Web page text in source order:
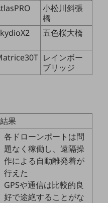
コモ mini ドコモBiz かけ放題
小松川斜張
橋
五色桜大橋
レインボー
ブリッジ
果
各ドローンポートは問
題なく稼働し、遠隔操
作による自動離発着が
行えた
GPSや通信は比較的良
好で途絶することがな